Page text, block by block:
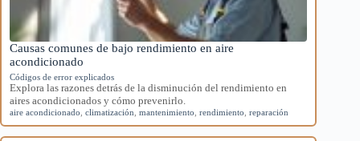
Causas comunes de bajo rendimiento en aire
acondicionado
Códigos de error explicados
Explora las razones detrás de la disminución del rendimiento en
aires acondicionados y cómo prevenirlo.
aire acondicionado climatización mantenimiento rendimiento reparación